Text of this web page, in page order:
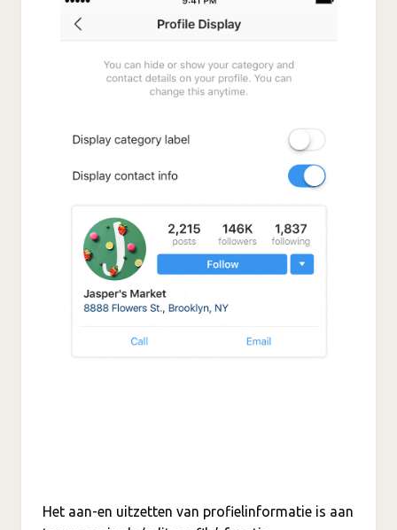
Het aan-en uitzetten van profielinformatie is aan